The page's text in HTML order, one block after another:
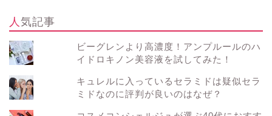
人気記事
ビーグレンより高濃度！アンプルールのハ
イドロキノン美容液を試してみた！
キュレルに入っているセラミドは疑似セラ
ミドなのに評判が良いのはなぜ？